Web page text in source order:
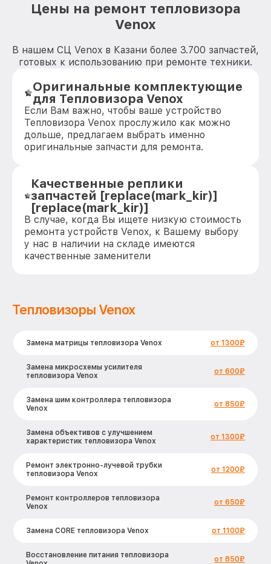
Цены на ремонт тепловизора
Venox
В нашем СЦ Venox в Казани более 3.700 запчастей,
готовых к использованию при ремонте техники.
Оригинальные комплектующие
для Тепловизора Venox
Если Вам важно, чтобы ваше устройство
Тепловизора Venox прослужило как можно
дольше, предлагаем выбрать именно
оригинальные запчасти для ремонта.
Качественные реплики
запчастей [replace(mark_kir)]
[replace(mark_kir)]
В случае, когда Вы ищете низкую стоимость
ремонта устройств Venox, к Вашему выбору
у нас в наличии на складе имеются
качественные заменители
Тепловизоры Venox
Замена матрицы тепловизора Venox от 1300₽
Замена микросхемы усилителя
тепловизора Venox
от 600₽
Замена шим контроллера тепловизора
Venox
от 850₽
Замена объективов с улучшением
характеристик тепловизора Venox
от 1300₽
Ремонт электронно-лучевой трубки
тепловизора Venox
от 1200₽
Ремонт контроллеров тепловизора
Venox
от 650₽
Замена CORE тепловизора Venox от 1100₽
Восстановление питания тепловизора
от 850₽